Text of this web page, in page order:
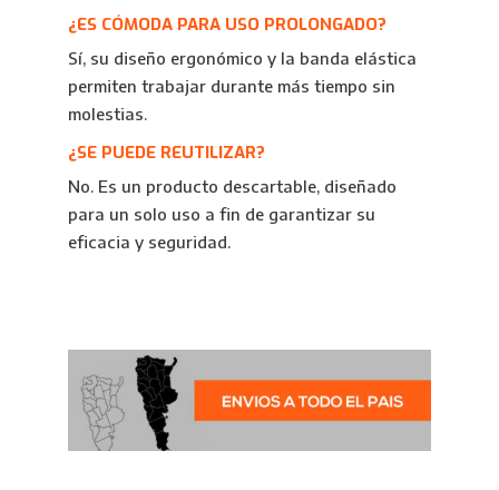
¿ES CÓMODA PARA USO PROLONGADO?
Sí, su diseño ergonómico y la banda elástica
permiten trabajar durante más tiempo sin
molestias.
¿SE PUEDE REUTILIZAR?
No. Es un producto descartable, diseñado
para un solo uso a fin de garantizar su
eficacia y seguridad.